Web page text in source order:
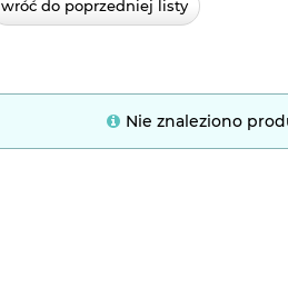
wróć do poprzedniej listy
Nie znaleziono